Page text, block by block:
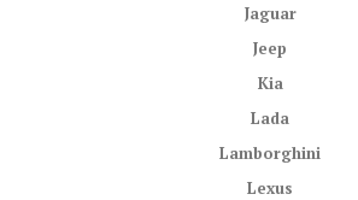
Jaguar
Jeep
Kia
Lada
Lamborghini
Lexus